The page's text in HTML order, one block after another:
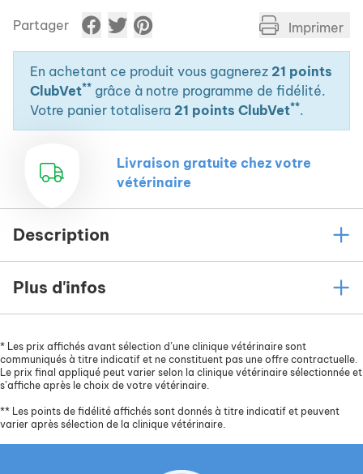
Partager Imprimer
En achetant ce produit vous gagnerez 21 points
ClubVet** grâce à notre programme de fidélité.
Votre panier totalisera 21 points ClubVet**.
Livraison gratuite chez votre
vétérinaire
Description
Plus d'infos
* Les prix affichés avant sélection d’une clinique vétérinaire sont
communiqués à titre indicatif et ne constituent pas une offre contractuelle.
Le prix final appliqué peut varier selon la clinique vétérinaire sélectionnée et
s’affiche après le choix de votre vétérinaire.
** Les points de fidélité affichés sont donnés à titre indicatif et peuvent
varier après sélection de la clinique vétérinaire.